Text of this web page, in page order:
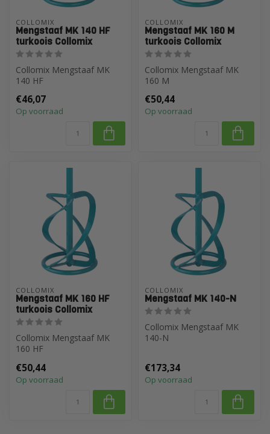
COLLOMIX
Mengstaaf MK 140 HF
turkoois Collomix
Collomix Mengstaaf MK
140 HF
€46,07
Op voorraad
COLLOMIX
Mengstaaf MK 160 M
turkoois Collomix
Collomix Mengstaaf MK
160 M
€50,44
Op voorraad
COLLOMIX
Mengstaaf MK 160 HF
turkoois Collomix
Collomix Mengstaaf MK
160 HF
€50,44
Op voorraad
COLLOMIX
Mengstaaf MK 140-N
Collomix Mengstaaf MK
140-N
€173,34
Op voorraad